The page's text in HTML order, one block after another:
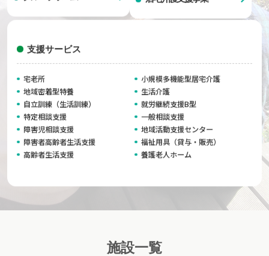
支援サービス
宅老所
小規模多機能型居宅介護
地域密着型特養
生活介護
自立訓練（生活訓練）
就労継続支援B型
特定相談支援
一般相談支援
障害児相談支援
地域活動支援センター
障害者高齢者生活支援
福祉用具（貸与・販売）
高齢者生活支援
養護老人ホーム
施設一覧